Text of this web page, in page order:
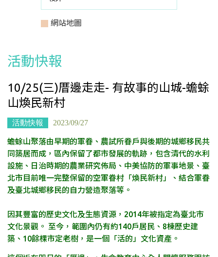
網站地圖
活動快報
10/25(三)厝邊走走- 有故事的山城-蟾蜍
山煥民新村
活動快報 2023/09/27
蟾蜍山聚落由早期的軍眷、農試所眷戶與後期的城鄉移民共
同築居而成，區內保留了都市發展的軌跡，包含清代的水利
設施、日治時期的農業研究佈局、中美協防的軍事地景、臺
北市目前唯一完整保留的空軍眷村「煥民新村」、結合軍眷
及臺北城鄉移民的自力營造聚落等。
因其豐富的歷史文化及生態資源，2014年被指定為臺北市
文化景觀。 至今，範圍內仍有約140戶居民、8棟歷史建
築、10餘棵市定老樹，是一個「活的」文化資產。